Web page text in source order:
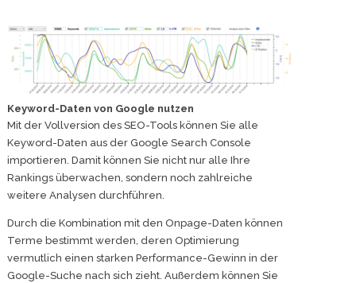
Keyword-Daten von Google nutzen
Mit der Vollversion des SEO-Tools können Sie alle
Keyword-Daten aus der Google Search Console
importieren. Damit können Sie nicht nur alle Ihre
Rankings überwachen, sondern noch zahlreiche
weitere Analysen durchführen.
Durch die Kombination mit den Onpage-Daten können
Terme bestimmt werden, deren Optimierung
vermutlich einen starken Performance-Gewinn in der
Google-Suche nach sich zieht. Außerdem können Sie